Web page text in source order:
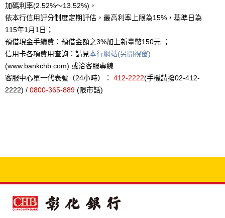
加碼利率(2.52%～13.52%)，
依本行信用評分制度定期評估，最高利率上限為15%，基準日為
115年1月1日；
預借現金手續費：預借金額之3%加上新臺幣150元 ；
信用卡各項費用查詢：請見本行網站(另開視窗)
(www.bankchb.com) 或洽客服專線
客服中心單一代表號（24小時）：
412-2222(手機請撥02-412-
2222) / 0800-365-889 (限市話)